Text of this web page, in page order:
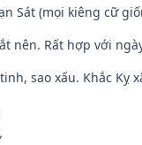
Sát (mọi kiêng cữ
nên. Rất hợp với
sao xấu. Khắc